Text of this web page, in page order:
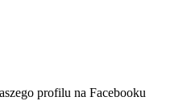
w nowej karcieprofilu na Facebooku